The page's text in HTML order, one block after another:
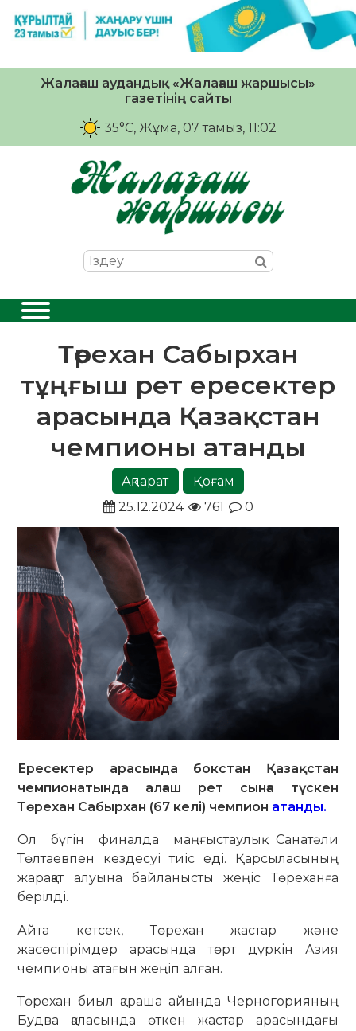
Жалағаш аудандық «Жалағаш жаршысы»
газетінің сайты
35°C, Жұма, 07 тамыз, 11:02
Төрехан Сабырхан
тұңғыш рет ересектер
арасында Қазақстан
чемпионы атанды
Ақпарат
Қоғам
25.12.2024
761 0
Ересектер арасында бокстан Қазақстан
чемпионатында алғаш рет сынға түскен
Төрехан Сабырхан (67 келі) чемпион атанды.
Ол бүгін финалда маңғыстаулық Санатәли
Төлтаевпен кездесуі тиіс еді. Қарсыласының
жарақат алуына байланысты жеңіс Төреханға
берілді.
Айта кетсек, Төрехан жастар және
жасөспірімдер арасында төрт дүркін Азия
чемпионы атағын жеңіп алған.
Төрехан биыл қараша айында Черногорияның
Будва қаласында өткен жастар арасындағы